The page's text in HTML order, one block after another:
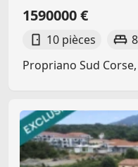
1590000 €
10 pièces
Propriano Sud